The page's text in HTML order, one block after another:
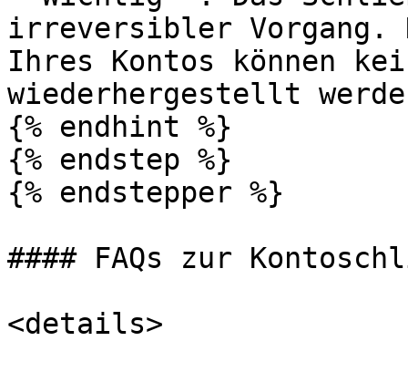
irreversibler Vorgang.
Ihres Kontos können
wiederhergestellt
{% endhint %}
{% endstep %}
{% endstepper %}
#### FAQs zur
<details>